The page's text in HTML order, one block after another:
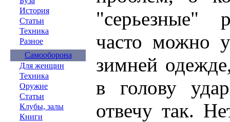
История
Статьи
Техника
Разное
Самооборона
Для женщин
Техника
Оружие
Статьи
Клубы, залы
Книги
"серьезные"
часто можно
зимней
в голову
отвечу так.